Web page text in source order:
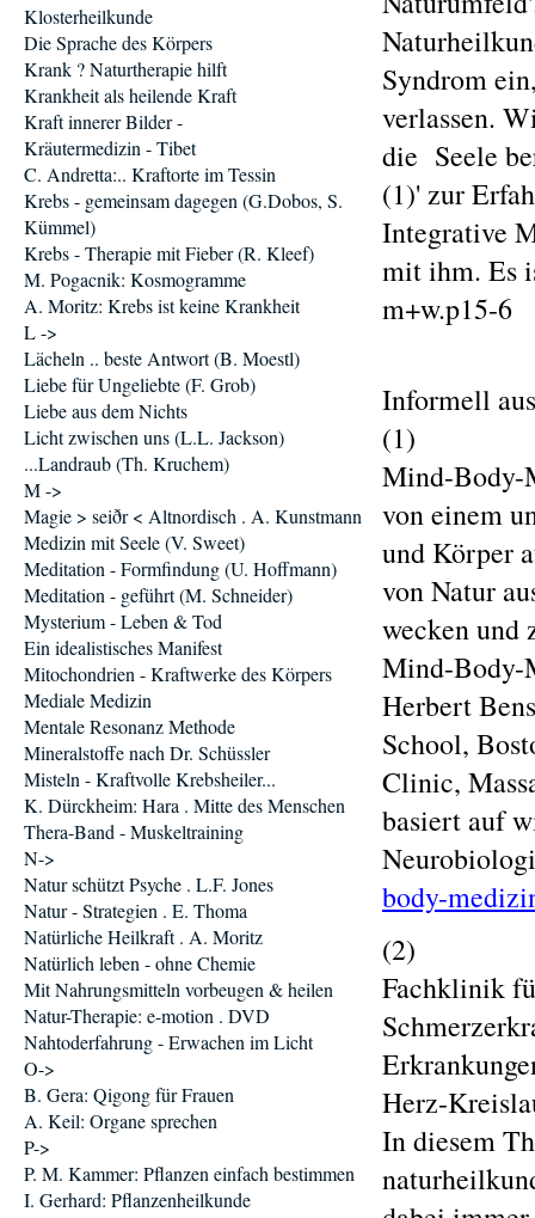
Syndrom
verlassen.
die Seele
(1)' zur
Integrative
mit ihm. Es
m+w.p15-6
Informell
(1)
Mind-Body-
von einem
und Körper
von Natur
wecken und
Mind-Body-
Herbert
School,
Clinic,
basiert auf
body-
(2)
Fachklinik
Herz-
In diesem
Klosterheilkunde
Die Sprache des Körpers
Krank ? Naturtherapie hilft
Krankheit als heilende Kraft
Kraft innerer Bilder -
Kräutermedizin - Tibet
C. Andretta:.. Kraftorte im Tessin
Krebs - gemeinsam dagegen (G.Dobos, S.
Kümmel)
Krebs - Therapie mit Fieber (R. Kleef)
M. Pogacnik: Kosmogramme
A. Moritz: Krebs ist keine Krankheit
L ->
Lächeln .. beste Antwort (B. Moestl)
Liebe für Ungeliebte (F. Grob)
Liebe aus dem Nichts
Licht zwischen uns (L.L. Jackson)
...Landraub (Th. Kruchem)
M ->
Magie > seiðr < Altnordisch . A. Kunstmann
Medizin mit Seele (V. Sweet)
Meditation - Formfindung (U. Hoffmann)
Meditation - geführt (M. Schneider)
Mysterium - Leben & Tod
Ein idealistisches Manifest
Mitochondrien - Kraftwerke des Körpers
Mediale Medizin
Mentale Resonanz Methode
Mineralstoffe nach Dr. Schüssler
Misteln - Kraftvolle Krebsheiler...
K. Dürckheim: Hara . Mitte des Menschen
Thera-Band - Muskeltraining
N->
Natur schützt Psyche . L.F. Jones
Natur - Strategien . E. Thoma
Natürliche Heilkraft . A. Moritz
Natürlich leben - ohne Chemie
Mit Nahrungsmitteln vorbeugen & heilen
Natur-Therapie: e-motion . DVD
Nahtoderfahrung - Erwachen im Licht
O->
B. Gera: Qigong für Frauen
A. Keil: Organe sprechen
P->
P. M. Kammer: Pflanzen einfach bestimmen
I. Gerhard: Pflanzenheilkunde